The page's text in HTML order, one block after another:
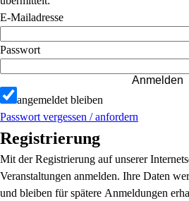
E-Mailadresse
Passwort
Anmelden
angemeldet bleiben
Passwort vergessen / anfordern
Registrierung
Mit der Registrierung auf unserer
Veranstaltungen anmelden. Ihre Daten
und bleiben für spätere Anmeldungen